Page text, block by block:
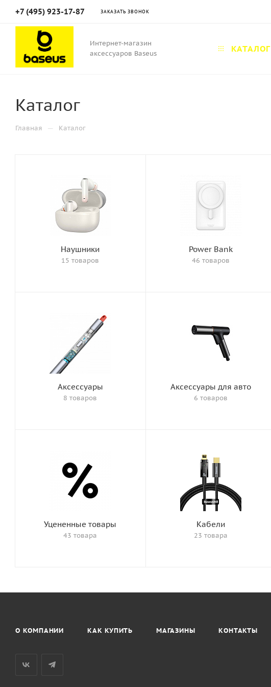
+7 (495) 923-17-87 ЗАКАЗАТЬ ЗВОНОК
Интернет-магазин
аксессуаров Baseus
КАТАЛОГ
Каталог
Главная — Каталог
Наушники
15 товаров
Power Bank
46 товаров
Аксессуары
8 товаров
Аксессуары для авто
6 товаров
Уцененные товары
43 товара
Кабели
23 товара
О КОМПАНИИ КАК КУПИТЬ МАГАЗИНЫ КОНТАКТЫ